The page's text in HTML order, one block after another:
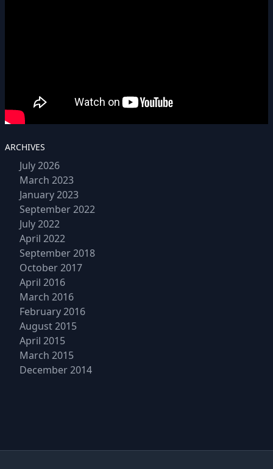
ARCHIVES
July 2026
March 2023
January 2023
September 2022
July 2022
April 2022
September 2018
October 2017
April 2016
March 2016
February 2016
August 2015
April 2015
March 2015
December 2014